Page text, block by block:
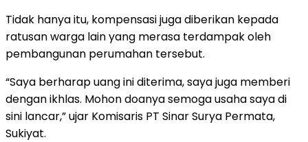
Tidak hanya itu, kompensasi juga diberikan kepada
ratusan warga lain yang merasa terdampak oleh
pembangunan perumahan tersebut.
“Saya berharap uang ini diterima, saya juga memberi
dengan ikhlas. Mohon doanya semoga usaha saya di
sini lancar,” ujar Komisaris PT Sinar Surya Permata,
Sukiyat.